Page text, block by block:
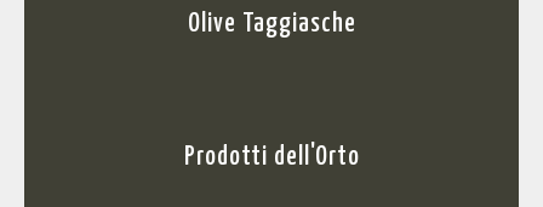
Olive Taggiasche
Prodotti dell'Orto